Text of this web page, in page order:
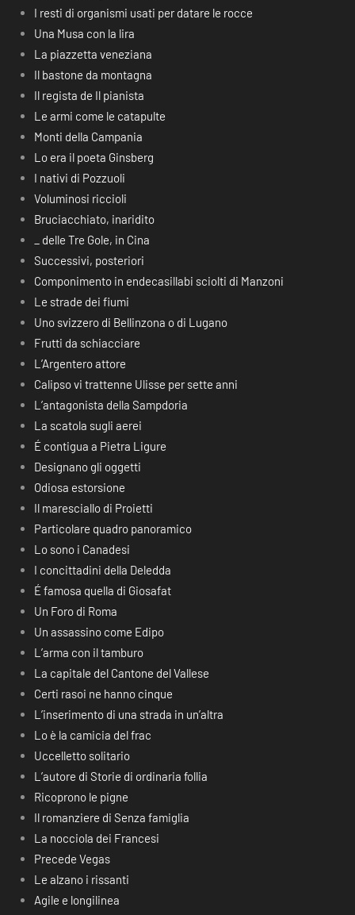
I resti di organismi usati per datare le rocce
Una Musa con la lira
La piazzetta veneziana
Il bastone da montagna
Il regista de Il pianista
Le armi come le catapulte
Monti della Campania
Lo era il poeta Ginsberg
I nativi di Pozzuoli
Voluminosi riccioli
Bruciacchiato, inaridito
_ delle Tre Gole, in Cina
Successivi, posteriori
Componimento in endecasillabi sciolti di Manzoni
Le strade dei fiumi
Uno svizzero di Bellinzona o di Lugano
Frutti da schiacciare
L’Argentero attore
Calipso vi trattenne Ulisse per sette anni
L’antagonista della Sampdoria
La scatola sugli aerei
É contigua a Pietra Ligure
Designano gli oggetti
Odiosa estorsione
Il maresciallo di Proietti
Particolare quadro panoramico
Lo sono i Canadesi
I concittadini della Deledda
É famosa quella di Giosafat
Un Foro di Roma
Un assassino come Edipo
L’arma con il tamburo
La capitale del Cantone del Vallese
Certi rasoi ne hanno cinque
L’inserimento di una strada in un’altra
Lo è la camicia del frac
Uccelletto solitario
L’autore di Storie di ordinaria follia
Ricoprono le pigne
Il romanziere di Senza famiglia
La nocciola dei Francesi
Precede Vegas
Le alzano i rissanti
Agile e longilinea